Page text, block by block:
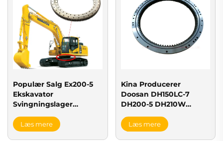
Populær Salg Ex200-5
Ekskavator
Svingningslager
Læs mere
Kina Producerer
Doosan DH150LC-7
DH200-5 DH210W
Svingningslager
Læs mere